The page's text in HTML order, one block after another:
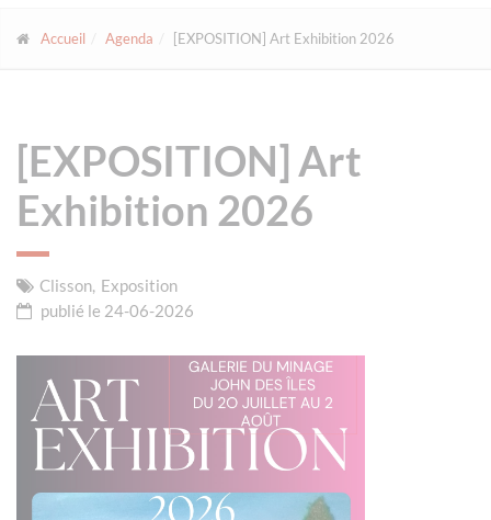
Accueil Agenda [EXPOSITION] Art Exhibition 2026
[EXPOSITION] Art
Exhibition 2026
Clisson, Exposition
publié le 24-06-2026